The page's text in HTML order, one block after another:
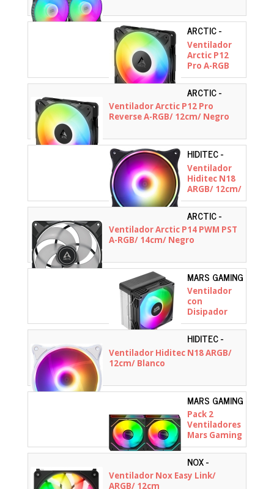
ARCTIC -
Ventilador
Arctic P12
Pro A-RGB
LN/ 12cm/
Negro
ARCTIC -
ACFAN00322A
Ventilador Arctic P12 Pro
Reverse A-RGB/ 12cm/ Negro
HIDITEC -
VGCH10008
Ventilador
Hiditec N18
ARGB/ 12cm/
Negro
ARCTIC -
ACFAN00239A
Ventilador Arctic P14 PWM PST
A-RGB/ 14cm/ Negro
MARS GAMING
- MCPUX3
Ventilador
con
Disipador
Mars Gaming
MCPU-X3/
9cm
HIDITEC -
VGCH10009
Ventilador Hiditec N18 ARGB/
12cm/ Blanco
MARS GAMING
-
MF3DPROX2R
Pack 2
Ventiladores
Mars Gaming
MF-
3DPROX2R/
12cm/ ARGB
NOX -
NXHUMMERELINKBK
Ventilador Nox Easy Link/
ARGB/ 12cm